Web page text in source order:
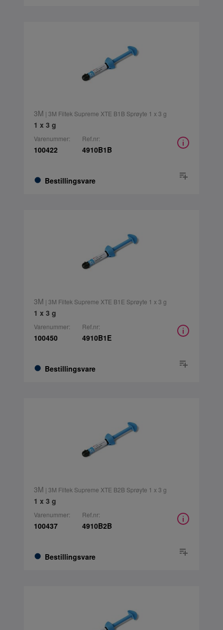
3M | 3M Filtek Supreme XTE B1B Sprøyte 1 x 3 g
1 x 3 g
Varenummer:
100422
Bestillingsvare
Ref.nr:
4910B1B
3M | 3M Filtek Supreme XTE B1E Sprøyte 1 x 3 g
1 x 3 g
Varenummer:
100450
Bestillingsvare
Ref.nr:
4910B1E
3M | 3M Filtek Supreme XTE B2B Sprøyte 1 x 3 g
1 x 3 g
Varenummer:
100437
Bestillingsvare
Ref.nr:
4910B2B